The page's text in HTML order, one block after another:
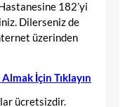
182’yi
Dilerseniz de
üzerinden
İçin Tıklayın
ücretsizdir.